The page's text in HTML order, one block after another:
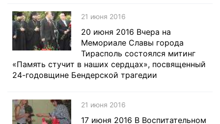
21 июня 2016
20 июня 2016 Вчера на
Мемориале Славы города
Тирасполь состоялся митинг
«Память стучит в наших сердцах», посвященный
24-годовщине Бендерской трагедии
21 июня 2016
17 июня 2016 В Воспитательном